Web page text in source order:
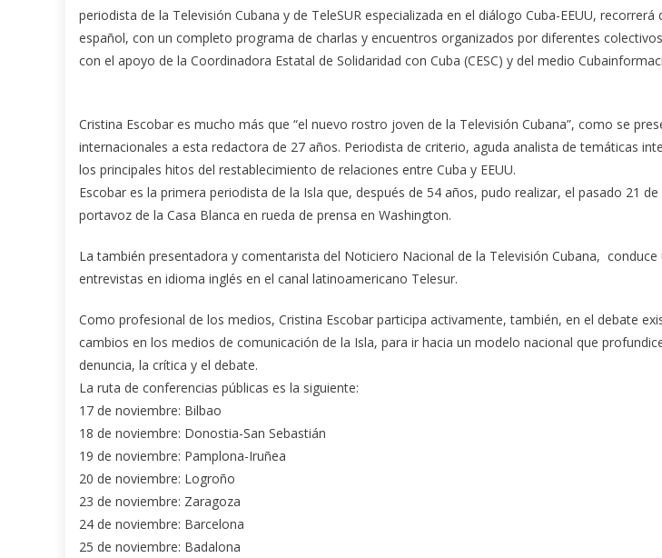
periodista de la Televisión Cubana y de TeleSUR especializada en el diálogo Cuba-EEUU,
español, con un completo programa de charlas y encuentros organizados por diferentes
con el apoyo de la Coordinadora Estatal de Solidaridad con Cuba (CESC) y del medio
Cristina Escobar es mucho más que “el nuevo rostro joven de la Televisión Cubana”, como se
internacionales a esta redactora de 27 años. Periodista de criterio, aguda analista de temáticas
los principales hitos del restablecimiento de relaciones entre Cuba y EEUU.
Escobar es la primera periodista de la Isla que, después de 54 años, pudo realizar, el pasado 21
portavoz de la Casa Blanca en rueda de prensa en Washington.
La también presentadora y comentarista del Noticiero Nacional de la Televisión Cubana,
entrevistas en idioma inglés en el canal latinoamericano Telesur.
Como profesional de los medios, Cristina Escobar participa activamente, también, en el debate
cambios en los medios de comunicación de la Isla, para ir hacia un modelo nacional que
denuncia, la crítica y el debate.
La ruta de conferencias públicas es la siguiente:
17 de noviembre: Bilbao
18 de noviembre: Donostia-San Sebastián
19 de noviembre: Pamplona-Iruñea
20 de noviembre: Logroño
23 de noviembre: Zaragoza
24 de noviembre: Barcelona
25 de noviembre: Badalona